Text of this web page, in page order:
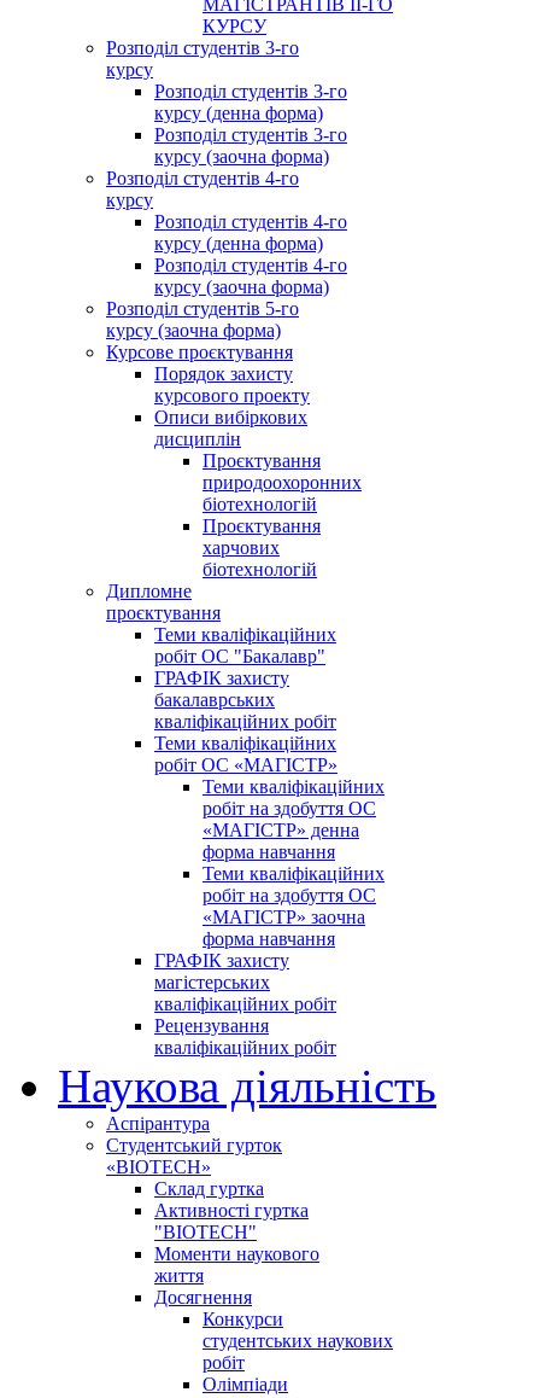
МАГІСТРАНТІВ ІІ-ГО
КУРСУ
Розподіл студентів 3-го
курсу
Розподіл студентів 3-го
курсу (денна форма)
Розподіл студентів 3-го
курсу (заочна форма)
Розподіл студентів 4-го
курсу
Розподіл студентів 4-го
курсу (денна форма)
Розподіл студентів 4-го
курсу (заочна форма)
Розподіл студентів 5-го
курсу (заочна форма)
Курсове проєктування
Порядок захисту
курсового проекту
Описи вибіркових
дисциплін
Проєктування
природоохоронних
біотехнологій
Проєктування
харчових
біотехнологій
Дипломне
проєктування
Теми кваліфікаційних
робіт ОС "Бакалавр"
ГРАФІК захисту
бакалаврських
кваліфікаційних робіт
Теми кваліфікаційних
робіт ОС «МАГІСТР»
Теми кваліфікаційних
робіт на здобуття ОС
«МАГІСТР» денна
форма навчання
Теми кваліфікаційних
робіт на здобуття ОС
«МАГІСТР» заочна
форма навчання
ГРАФІК захисту
магістерських
кваліфікаційних робіт
Рецензування
кваліфікаційних робіт
Наукова діяльність
Аспірантура
Студентський гурток
«BIOTECH»
Склад гуртка
Активності гуртка
"BIOTECH"
Моменти наукового
життя
Досягнення
Конкурси
студентських наукових
робіт
Олімпіади